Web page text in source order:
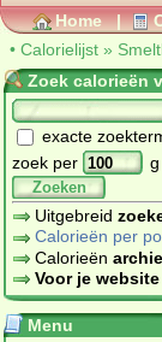
Home |
• Calorielijst »
Zoek calorieën
exacte
zoek per
Zoeken
Uitgebreid
Calorieën per
Calorieën
Voor je website
Menu